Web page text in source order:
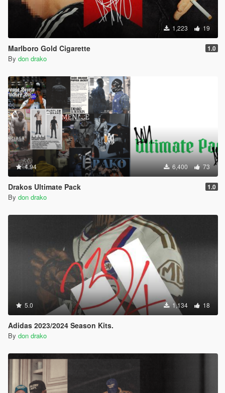
1,223 19
Marlboro Gold Cigarette 1.0
By don drako
4.94 6,400 73
Drakos Ultimate Pack 1.0
By don drako
5.0 1,134 18
Adidas 2023/2024 Season Kits.
By don drako